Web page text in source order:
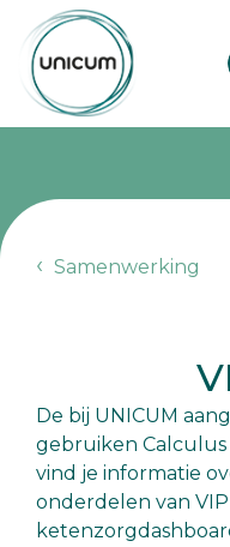
Samenwerking
De bij UNICUM
gebruiken Calculus
vind je informatie
onderdelen van